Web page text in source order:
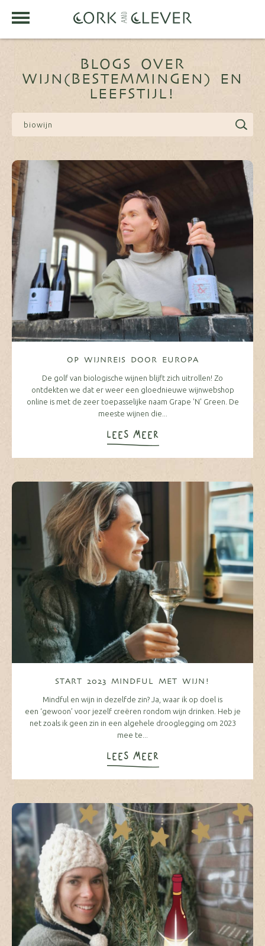
BLOGS OVER
WIJN(BESTEMMINGEN) EN
LEEFSTIJL!
OP WIJNREIS DOOR EUROPA
De golf van biologische wijnen blijft zich uitrollen! Zo
ontdekten we dat er weer een gloednieuwe wijnwebshop
online is met de zeer toepasselijke naam Grape 'N' Green. De
meeste wijnen die...
LEES MEER
START 2023 MINDFUL MET WIJN!
Mindful en wijn in dezelfde zin? Ja, waar ik op doel is
een ‘gewoon’ voor jezelf creëren rondom wijn drinken. Heb je
net zoals ik geen zin in een algehele drooglegging om 2023
mee te...
LEES MEER